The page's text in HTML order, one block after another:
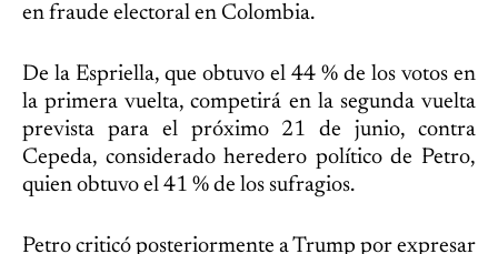
en fraude electoral en Colombia.
De la Espriella, que obtuvo el 44 % de los votos en
la primera vuelta, competirá en la segunda vuelta
prevista para el próximo 21 de junio, contra
Cepeda, considerado heredero político de Petro,
quien obtuvo el 41 % de los sufragios.
Petro criticó posteriormente a Trump por expresar